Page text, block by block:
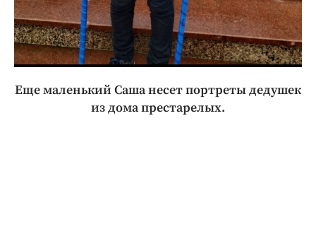
Еще маленький Саша несет портреты дедушек
из дома престарелых.